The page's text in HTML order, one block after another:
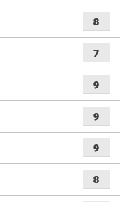
8
7
9
9
9
8